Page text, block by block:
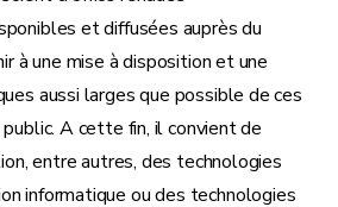
et diffusées auprès du
à une mise à disposition et une
aussi larges que possible de ces
A cette fin, il convient de
entre autres, des technologies
informatique ou des technologies